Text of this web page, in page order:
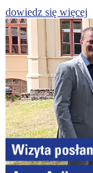
dowiedz się więcej